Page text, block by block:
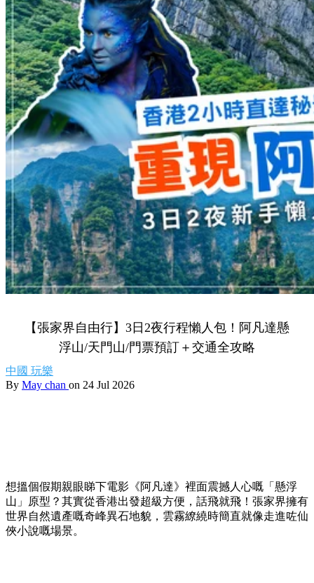
【張家界自由行】3日2夜行程懶人包！阿凡達懸
浮山/天門山/門票預訂＋交通全攻略
中國 玩樂
By May chan on 24 Jul 2026
想搵個假期親眼睇下電影《阿凡達》裡面震撼人心嘅「懸浮
山」原型？其實從香港出發超級方便，話飛就飛！張家界擁有
世界自然遺產嘅奇峰異石地貌，雲霧繚繞時簡直就像走進咗仙
俠小說嘅場景。